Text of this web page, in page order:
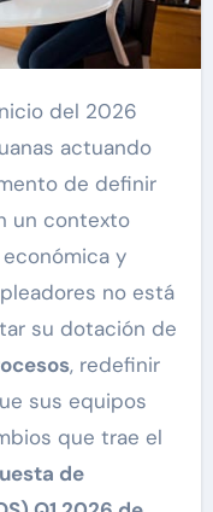
del 2026
actuando
de definir
un contexto
y
no está
su dotación de
, redefinir
sus equipos
que trae el
de